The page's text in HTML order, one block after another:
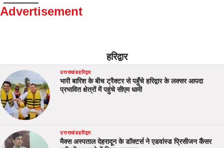
Advertisement
हरिद्वार
उत्तराखंडहरिद्वार
भारी बारिश के बीच ट्रैक्टर से पहुँचे हरिद्वार के लक्सर आपदा
प्रभावित क्षेत्रों में पहुंचे सीएम धामी
उत्तराखंडहरिद्वार
मैक्स अस्पताल देहरादून के डॉक्टर्स ने एडवांस्ड प्रिसीजन कैंसर